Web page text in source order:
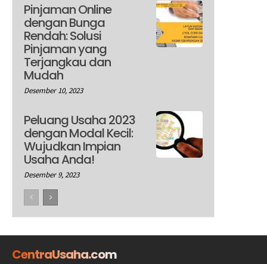
Pinjaman Online
dengan Bunga
Rendah: Solusi
Pinjaman yang
Terjangkau dan
Mudah
Desember 10, 2023
Peluang Usaha 2023
dengan Modal Kecil:
Wujudkan Impian
Usaha Anda!
Desember 9, 2023
CentraUsaha.com